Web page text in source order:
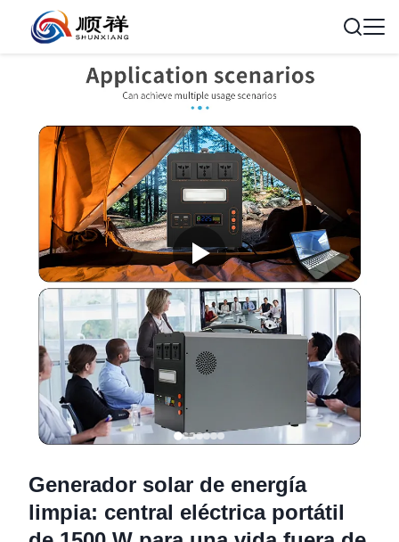
Generador solar de energía
limpia: central eléctrica portátil